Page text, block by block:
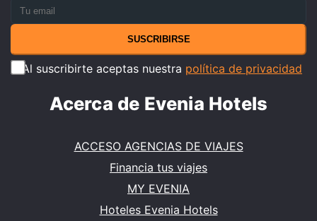
SUSCRIBIRSE
Al suscribirte aceptas nuestra política de privacidad
Acerca de Evenia Hotels
ACCESO AGENCIAS DE VIAJES
Financia tus viajes
MY EVENIA
Hoteles Evenia Hotels